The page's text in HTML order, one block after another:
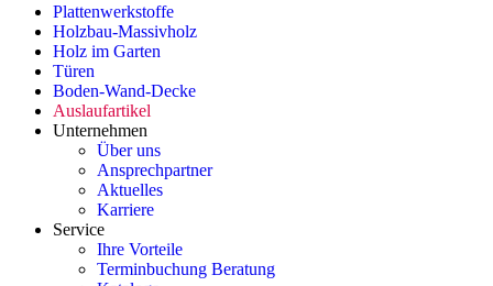
Plattenwerkstoffe
Holzbau-Massivholz
Holz im Garten
Türen
Boden-Wand-Decke
Auslaufartikel
Unternehmen
Über uns
Ansprechpartner
Aktuelles
Karriere
Service
Ihre Vorteile
Terminbuchung Beratung